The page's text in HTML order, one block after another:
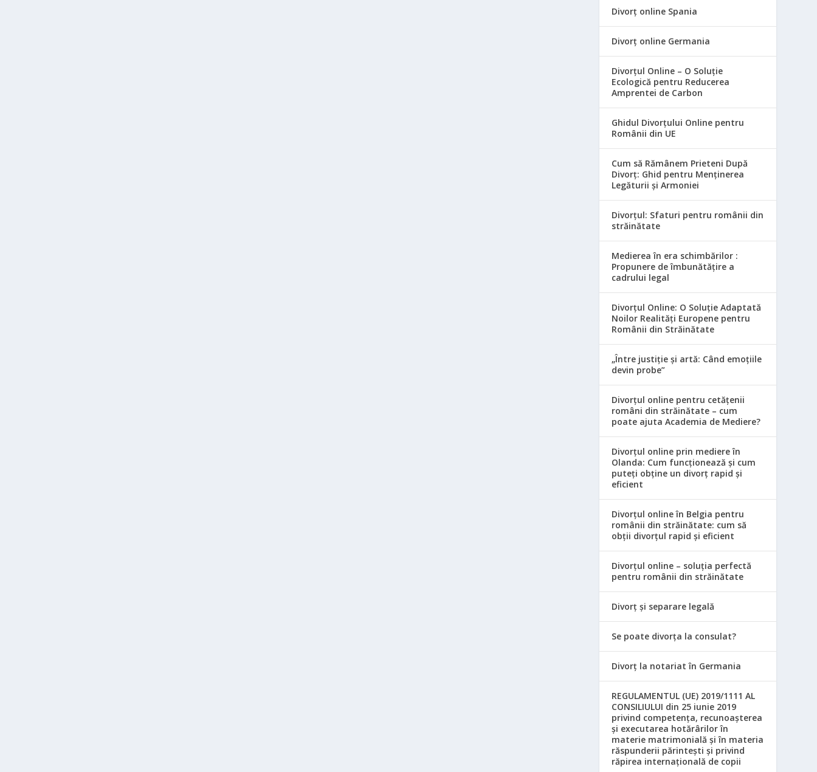
Divorț online Spania
Divorț online Germania
Divorțul Online – O Soluție
Ecologică pentru Reducerea
Amprentei de Carbon
Ghidul Divorțului Online pentru
Românii din UE
Cum să Rămânem Prieteni După
Divorț: Ghid pentru Menținerea
Legăturii și Armoniei
Divorțul: Sfaturi pentru românii din
străinătate
Medierea în era schimbărilor :
Propunere de îmbunătățire a
cadrului legal
Divorțul Online: O Soluție Adaptată
Noilor Realități Europene pentru
Românii din Străinătate
„Între justiție și artă: Când emoțiile
devin probe”
Divorțul online pentru cetățenii
români din străinătate – cum
poate ajuta Academia de Mediere?
Divorțul online prin mediere în
Olanda: Cum funcționează și cum
puteți obține un divorț rapid și
eficient
Divorțul online în Belgia pentru
românii din străinătate: cum să
obții divorțul rapid și eficient
Divorțul online – soluția perfectă
pentru românii din străinătate
Divorț și separare legală
Se poate divorța la consulat?
Divorț la notariat în Germania
REGULAMENTUL (UE) 2019/1111 AL
CONSILIULUI din 25 iunie 2019
privind competența, recunoașterea
și executarea hotărârilor în
materie matrimonială și în materia
răspunderii părintești și privind
răpirea internațională de copii